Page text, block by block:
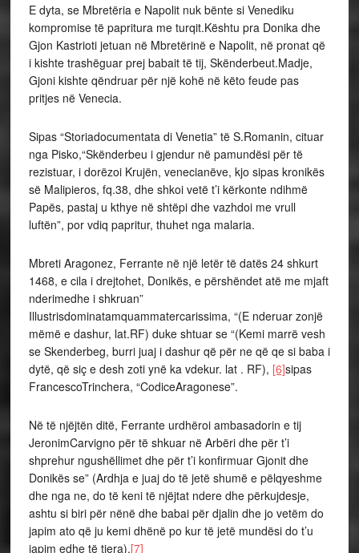
E dyta, se Mbretëria e Napolit nuk bënte si Venediku
kompromise të papritura me turqit.Kështu pra Donika dhe
Gjon Kastrioti jetuan në Mbretërinë e Napolit, në pronat që
i kishte trashëguar prej babait të tij, Skënderbeut.Madje,
Gjoni kishte qëndruar për një kohë në këto feude pas
pritjes në Venecia.
Sipas “Storiadocumentata di Venetia” të S.Romanin, cituar
nga Pisko,“Skënderbeu i gjendur në pamundësi për të
rezistuar, i dorëzoi Krujën, venecianëve, kjo sipas kronikës
së Malipieros, fq.38, dhe shkoi vetë t’i kërkonte ndihmë
Papës, pastaj u kthye në shtëpi dhe vazhdoi me vrull
luftën”, por vdiq papritur, thuhet nga malaria.
Mbreti Aragonez, Ferrante në një letër të datës 24 shkurt
1468, e cila i drejtohet, Donikës, e përshëndet atë me mjaft
nderimedhe i shkruan”
Illustrisdominatamquammatercarissima, “(E nderuar zonjë
mëmë e dashur, lat.RF) duke shtuar se “(Kemi marrë vesh
se Skenderbeg, burri juaj i dashur që për ne që qe si baba i
dytë, që siç e desh zoti ynë ka vdekur. lat . RF), [6]sipas
FrancescoTrinchera, “CodiceAragonese”.
Në të njëjtën ditë, Ferrante urdhëroi ambasadorin e tij
JeronimCarvigno për të shkuar në Arbëri dhe për t’i
shprehur ngushëllimet dhe për t’i konfirmuar Gjonit dhe
Donikës se” (Ardhja e juaj do të jetë shumë e pëlqyeshme
dhe nga ne, do të keni të njëjtat ndere dhe përkujdesje,
ashtu si biri për nënë dhe babai për djalin dhe jo vetëm do
japim ato që ju kemi dhënë po kur të jetë mundësi do t’u
japim edhe të tjera).[7]